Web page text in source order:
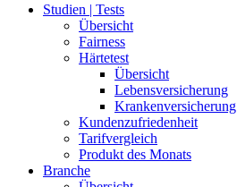
Studien | Tests
Übersicht
Fairness
Härtetest
Übersicht
Lebensversicherung
Krankenversicherung
Kundenzufriedenheit
Tarifvergleich
Produkt des Monats
Branche